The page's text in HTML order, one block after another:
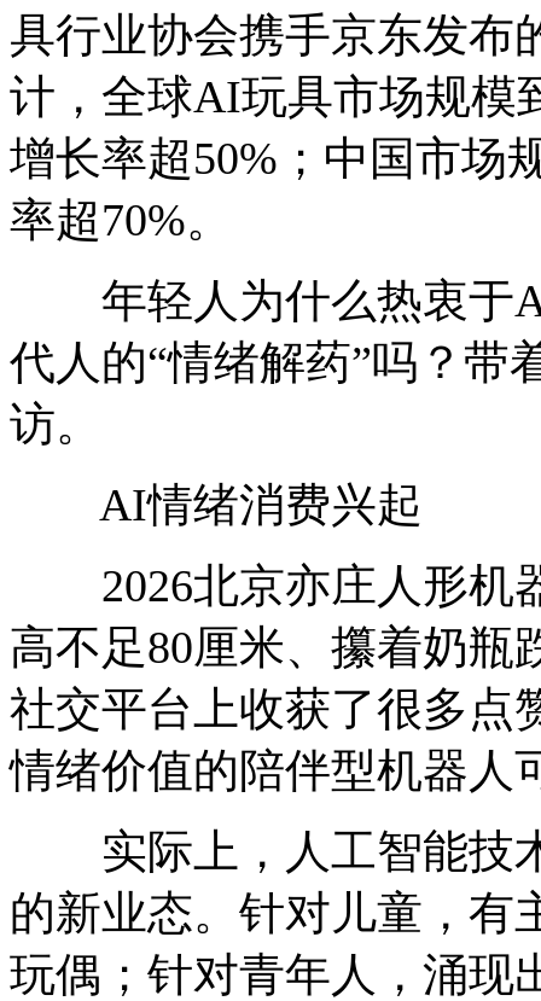
具行业协会携手京东发布
计，全球AI玩具市场规模
增长率超50%；中国市场
率超70%。
年轻人为什么热衷于
代人的“情绪解药”吗？带
访。
AI情绪消费兴起
2026北京亦庄人形机
高不足80厘米、攥着奶瓶
社交平台上收获了很多点
情绪价值的陪伴型机器人
实际上，人工智能技
的新业态。针对儿童，有
玩偶；针对青年人，涌现